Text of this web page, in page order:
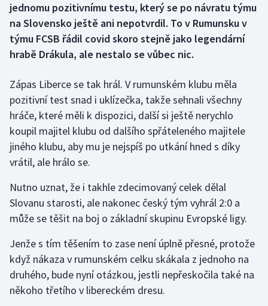
Dostihy
Florbal
Golf
Gymnastika
Házená
Jezdectví
Judo
Krasobruslení
Lezení
jednomu pozitivnímu testu, který se po návratu týmu
na Slovensko ještě ani nepotvrdil. To v Rumunsku v
týmu FCSB řádil covid skoro stejně jako legendární
hrabě Drákula, ale nestalo se vůbec nic.
Zápas Liberce se tak hrál. V rumunském klubu měla
pozitivní test snad i uklízečka, takže sehnali všechny
hráče, které měli k dispozici, další si ještě nerychlo
koupil majitel klubu od dalšího spřáteleného majitele
jiného klubu, aby mu je nejspíš po utkání hned s díky
vrátil, ale hrálo se.
Nutno uznat, že i takhle zdecimovaný celek dělal
Slovanu starosti, ale nakonec český tým vyhrál 2:0 a
může se těšit na boj o základní skupinu Evropské ligy.
Jenže s tím těšením to zase není úplně přesné, protože
když nákaza v rumunském celku skákala z jednoho na
druhého, bude nyní otázkou, jestli nepřeskočila také na
někoho třetího v libereckém dresu.